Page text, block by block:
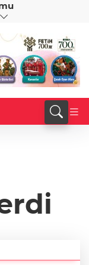
CHF
58,7643